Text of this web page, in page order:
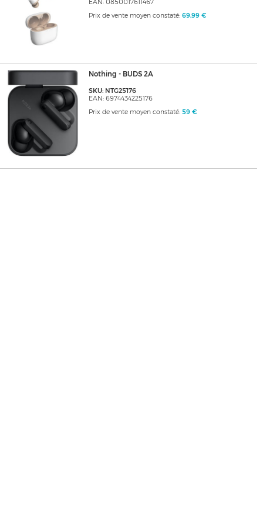
EAN: 0850017611467
Prix de vente moyen constaté: 69,99 €
Nothing - BUDS 2A
SKU: NTG25176
EAN: 6974434225176
Prix de vente moyen constaté: 59 €